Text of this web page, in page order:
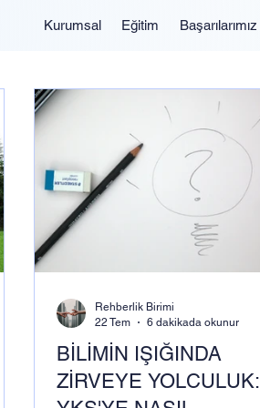
Kurumsal Eğitim Başarılarımız
BİLİMİN IŞIĞINDA
ZİRVEYE YOLCULUK:
Rehberlik Birimi
22 Tem
6 dakikada okunur